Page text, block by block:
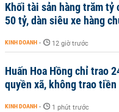
Khối tài sản hàng trăm tỷ
50 tỷ, dàn siêu xe hàng
KINH DOANH - 12 giờ trước
Huấn Hoa Hồng chỉ trao
quyền xã, không trao tiền
KINH DOANH - 1 phút trước